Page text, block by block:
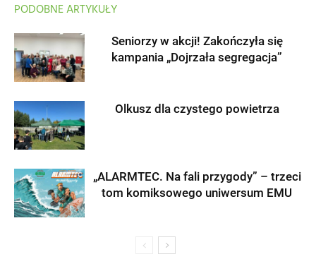
PODOBNE ARTYKUŁY
Seniorzy w akcji! Zakończyła się
kampania „Dojrzała segregacja”
Olkusz dla czystego powietrza
„ALARMTEC. Na fali przygody” – trzeci
tom komiksowego uniwersum EMU